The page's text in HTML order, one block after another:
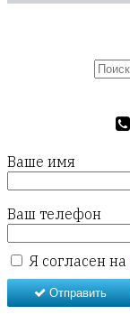
Ваше имя
Ваш телефон
Я согласен на
Отправить